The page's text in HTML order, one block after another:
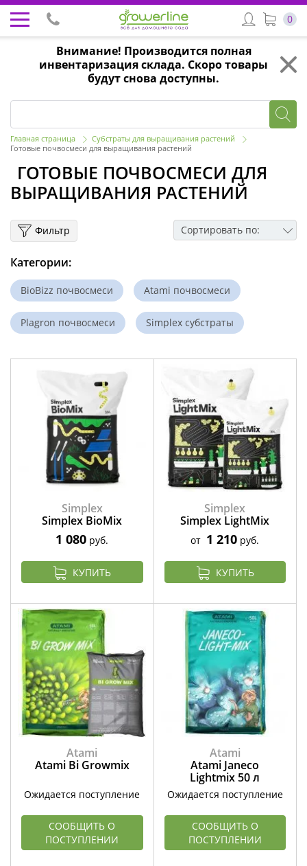
Внимание! Производится полная
инвентаризация склада. Скоро товары
будут снова доступны.
0
Главная страница
Субстраты для выращивания растений
Готовые почвосмеси для выращивания растений
ГОТОВЫЕ ПОЧВОСМЕСИ ДЛЯ
ВЫРАЩИВАНИЯ РАСТЕНИЙ
Фильтр Сортировать по:
Категории:
BioBizz почвосмеси Atami почвосмеси
Plagron почвосмеси Simplex субстраты
Simplex
Simplex BioMix
1 080 руб.
КУПИТЬ
Simplex
Simplex LightMix
от 1 210 руб.
КУПИТЬ
Atami
Atami Bi Growmix
Ожидается поступление
СООБЩИТЬ О
ПОСТУПЛЕНИИ
Atami
Atami Janeco
Lightmix 50 л
Ожидается поступление
СООБЩИТЬ О
ПОСТУПЛЕНИИ